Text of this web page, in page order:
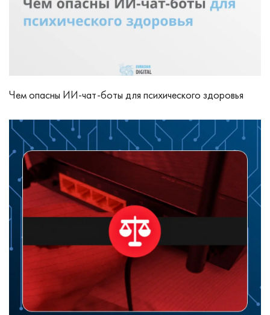
Чем опасны ИИ‑чат‑боты для психического здоровья